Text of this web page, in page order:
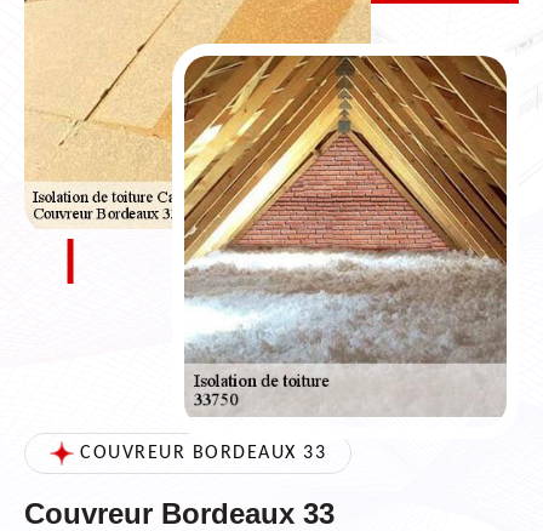
COUVREUR BORDEAUX 33
Couvreur Bordeaux 33